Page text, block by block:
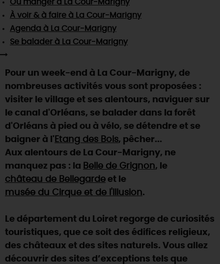
TOUTES LES ACTIVITÉS
Visitesgourmandesetcréatives
Vins etvignobles
Chic,une aire de pique-nique
Par ici lesguinguettes
La Route des Métiers d'Art
TOUT L'ART DE VIVRE
Des vacances auprès des animaux 🐎
(re)Découvrir les coulisses de la Faïencerie de
Gien !
Une saison de festivals 🎉
Rendez-vous de la nature en 2026
Des sorties en famille dans le Loiret !
Programme des animations "Loiret au fil de l'eau"
2026
Où sortir ?
DEMAIN
SE REPÉRER,SE DÉPLACER
INFOS &SERVICES
Où manger à La Cour-Marigny
À voir & à faire à La Cour-Marigny
Agenda à La Cour-Marigny
Se balader à La Cour-Marigny
Pour un week-end à La Cour-Marigny, de
nombreuses activités vous sont proposées :
visiter le village et ses alentours, naviguer sur
le canal d'Orléans, se balader dans la forêt
d'Orléans à pied ou à vélo, se détendre et se
baigner à l' Etang des Bois, pêcher...
Aux alentours de La Cour-Marigny, ne
manquez pas : la Belle de Grignon, le
château de Bellegarde et le
musée du Cirque et de l'Illusion.
Le département du Loiret regorge de curiosités
touristiques, que ce soit des édifices religieux,
des châteaux et des sites naturels. Vous allez
découvrir des sites d’exceptions tels que